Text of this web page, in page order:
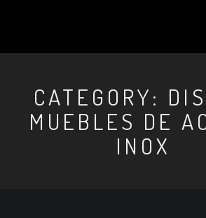
CATEGORY:
MUEBLES DE
INOX